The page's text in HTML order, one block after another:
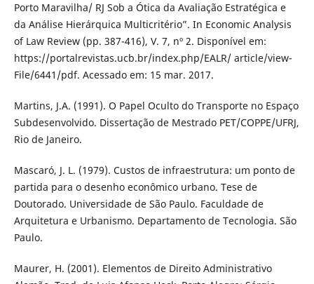
Porto Maravilha/ RJ Sob a Ótica da Avaliação Estratégica e
da Análise Hierárquica Multicritério”. In Economic Analysis
of Law Review (pp. 387-416), V. 7, nº 2. Disponível em:
https://portalrevistas.ucb.br/index.php/EALR/ article/view-
File/6441/pdf. Acessado em: 15 mar. 2017.
Martins, J.A. (1991). O Papel Oculto do Transporte no Espaço
Subdesenvolvido. Dissertação de Mestrado PET/COPPE/UFRJ,
Rio de Janeiro.
Mascaró, J. L. (1979). Custos de infraestrutura: um ponto de
partida para o desenho econômico urbano. Tese de
Doutorado. Universidade de São Paulo. Faculdade de
Arquitetura e Urbanismo. Departamento de Tecnologia. São
Paulo.
Maurer, H. (2001). Elementos de Direito Administrativo